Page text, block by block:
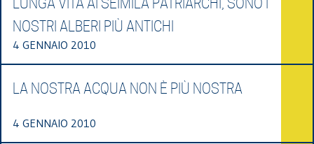
LUNGA VITA AI SEIMILA PATRIARCHI, SONO I
NOSTRI ALBERI PIÙ ANTICHI
4 GENNAIO 2010
LA NOSTRA ACQUA NON È PIÙ NOSTRA
4 GENNAIO 2010